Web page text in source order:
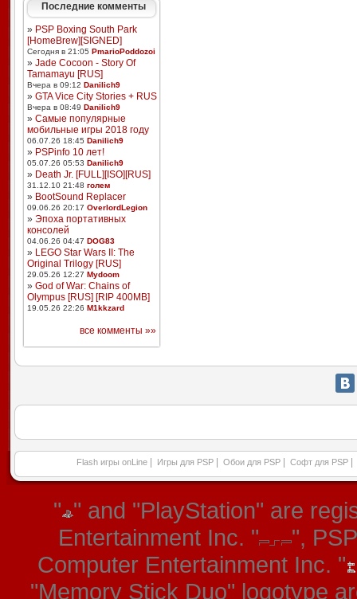
Последние комменты
» PSP Boxing South Park
[HomeBrew][SIGNED]
Сегодня в 21:05 PmarioPoddozoi
» Jade Cocoon - Story Of
Tamamayu [RUS]
Вчера в 09:12 Danilich9
» GTA Vice City Stories + RUS
Вчера в 08:49 Danilich9
» Самые популярные
мобильные игры 2018 году
06.07.26 18:45 Danilich9
» PSPinfo 10 лет!
05.07.26 05:53 Danilich9
» Death Jr. [FULL][ISO][RUS]
31.12.10 21:48 голем
» BootSound Replacer
09.06.26 20:17 OverlordLegion
» Эпоха портативных
консолей
04.06.26 04:47 DOG83
» LEGO Star Wars II: The
Original Trilogy [RUS]
29.05.26 12:27 Mydoom
» God of War: Chains of
Olympus [RUS] [RIP 400MB]
19.05.26 22:26 M1kkzard
все комменты »»
Flash игры onLine Игры для PSP Обои для PSP Софт для PSP
" " and "PlayStation" are
Entertainment Inc. "
",
Computer Entertainment Inc. "
"Memory Stick Duo" logotype